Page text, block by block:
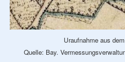
Uraufnahme aus
Quelle: Bay.